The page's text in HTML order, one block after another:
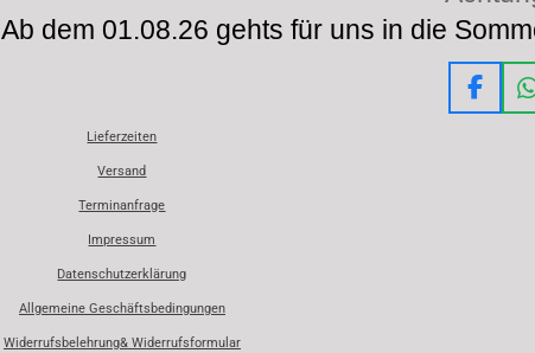
Ab dem 01.08.26 gehts für uns in die
F
a
Lieferzeiten
Versand
Terminanfrage
Impressum
Datenschutzerklärung
Allgemeine Geschäftsbedingungen
Widerrufsbelehrung& Widerrufsformular